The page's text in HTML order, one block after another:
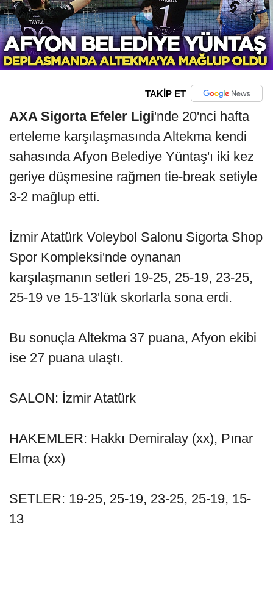
TAKİP ET
AXA Sigorta Efeler Ligi'nde 20'nci hafta
erteleme karşılaşmasında Altekma kendi
sahasında Afyon Belediye Yüntaş'ı iki kez
geriye düşmesine rağmen tie-break setiyle
3-2 mağlup etti.
İzmir Atatürk Voleybol Salonu Sigorta Shop
Spor Kompleksi'nde oynanan
karşılaşmanın setleri 19-25, 25-19, 23-25,
25-19 ve 15-13'lük skorlarla sona erdi.
Bu sonuçla Altekma 37 puana, Afyon ekibi
ise 27 puana ulaştı.
SALON: İzmir Atatürk
HAKEMLER: Hakkı Demiralay (xx), Pınar
Elma (xx)
SETLER: 19-25, 25-19, 23-25, 25-19, 15-
13